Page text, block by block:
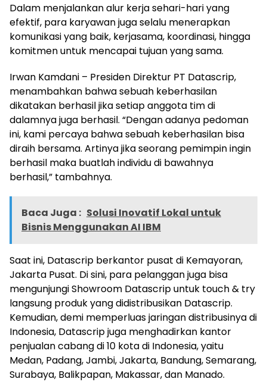
Dalam menjalankan alur kerja sehari-hari yang
efektif, para karyawan juga selalu menerapkan
komunikasi yang baik, kerjasama, koordinasi, hingga
komitmen untuk mencapai tujuan yang sama.
Irwan Kamdani – Presiden Direktur PT Datascrip,
menambahkan bahwa sebuah keberhasilan
dikatakan berhasil jika setiap anggota tim di
dalamnya juga berhasil. “Dengan adanya pedoman
ini, kami percaya bahwa sebuah keberhasilan bisa
diraih bersama. Artinya jika seorang pemimpin ingin
berhasil maka buatlah individu di bawahnya
berhasil,” tambahnya.
Baca Juga : Solusi Inovatif Lokal untuk
Bisnis Menggunakan AI IBM
Saat ini, Datascrip berkantor pusat di Kemayoran,
Jakarta Pusat. Di sini, para pelanggan juga bisa
mengunjungi Showroom Datascrip untuk touch & try
langsung produk yang didistribusikan Datascrip.
Kemudian, demi memperluas jaringan distribusinya di
Indonesia, Datascrip juga menghadirkan kantor
penjualan cabang di 10 kota di Indonesia, yaitu
Medan, Padang, Jambi, Jakarta, Bandung, Semarang,
Surabaya, Balikpapan, Makassar, dan Manado.